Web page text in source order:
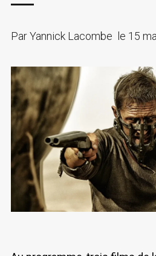
ParYannick Lacombe le 15